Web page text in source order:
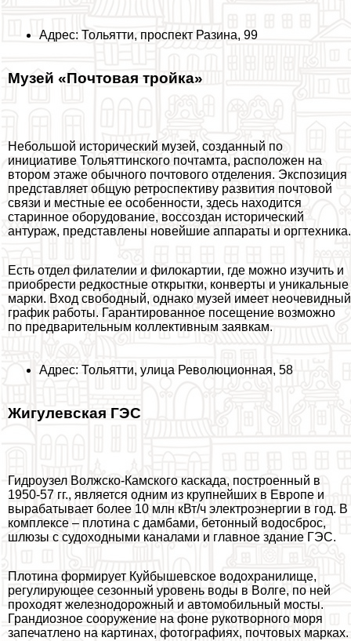
Адрес: Тольятти, проспект Разина, 99
Музей «Почтовая тройка»
Небольшой исторический музей, созданный по
инициативе Тольяттинского почтамта, расположен на
втором этаже обычного почтового отделения. Экспозиция
представляет общую ретроспективу развития почтовой
связи и местные ее особенности, здесь находится
старинное оборудование, воссоздан исторический
антураж, представлены новейшие аппараты и оргтехника.
Есть отдел филателии и филокартии, где можно изучить и
приобрести редкостные открытки, конверты и уникальные
марки. Вход свободный, однако музей имеет неочевидный
график работы. Гарантированное посещение возможно
по предварительным коллективным заявкам.
Адрес: Тольятти, улица Революционная, 58
Жигулевская ГЭС
Гидроузел Волжско-Камского каскада, построенный в
1950-57 гг., является одним из крупнейших в Европе и
выpaбатывает более 10 млн кВт/ч электроэнергии в год. В
комплексе – плотина с дамбами, бетонный водосброс,
шлюзы с судоходными каналами и главное здание ГЭС.
Плотина формирует Куйбышевское водохранилище,
регулирующее сезонный уровень воды в Волге, по ней
проходят железнодорожный и автомобильный мосты.
Грандиозное сооружение на фоне рукотворного моря
запечатлено на картинах, фотографиях, почтовых марках.